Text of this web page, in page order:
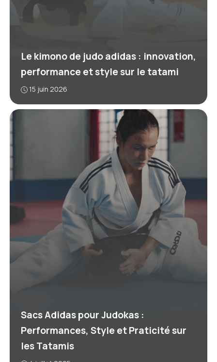
Le kimono de judo adidas : innovation,
performance et style sur le tatami
15 juin 2026
Sacs Adidas pour Judokas :
Performances, Style et Praticité sur
les Tatamis